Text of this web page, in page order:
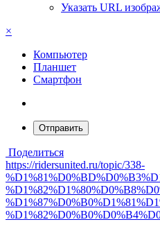
Указать URL
×
Компьютер
Планшет
Смартфон
Отправить
Поделиться
https://ridersunited.ru/topic/338-